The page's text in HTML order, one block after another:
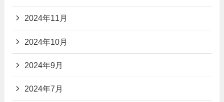
2024年11月
2024年10月
2024年9月
2024年7月